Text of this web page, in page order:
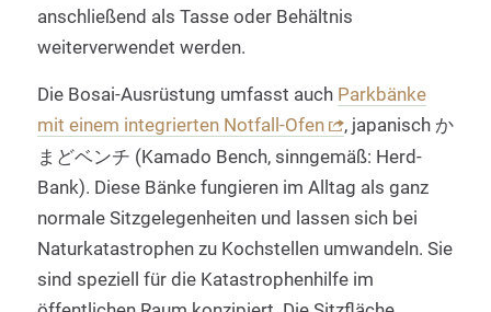
anschließend als Tasse oder Behältnis
weiterverwendet werden.
Die Bosai-Ausrüstung umfasst auch Parkbänke
mit einem integrierten Notfall-Ofen
, japanisch か
まどベンチ (Kamado Bench, sinngemäß: Herd-
Bank). Diese Bänke fungieren im Alltag als ganz
normale Sitzgelegenheiten und lassen sich bei
Naturkatastrophen zu Kochstellen umwandeln. Sie
sind speziell für die Katastrophenhilfe im